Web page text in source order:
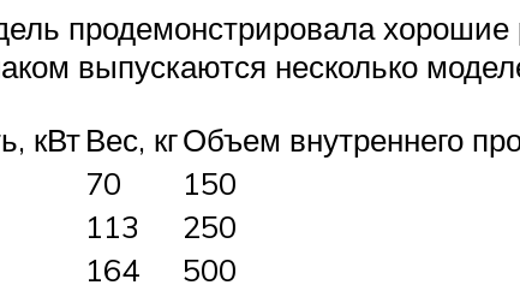
продемонстрировала
выпускаются несколько
кВтВес, кгОбъем внутреннего
70
150
113
250
164
500